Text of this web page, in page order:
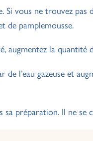
vous ne trouvez pas
de pamplemousse.
augmentez la quantité
l’eau gazeuse et
préparation. Il ne se